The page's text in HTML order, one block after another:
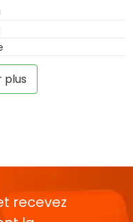
plus
recevez